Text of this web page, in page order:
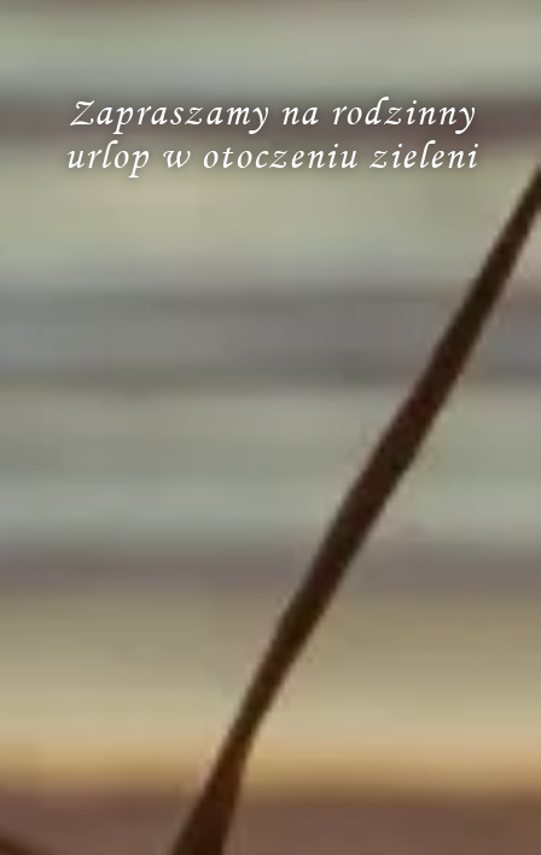
Zapraszamy na rodzinny
urlop w otoczeniu zieleni